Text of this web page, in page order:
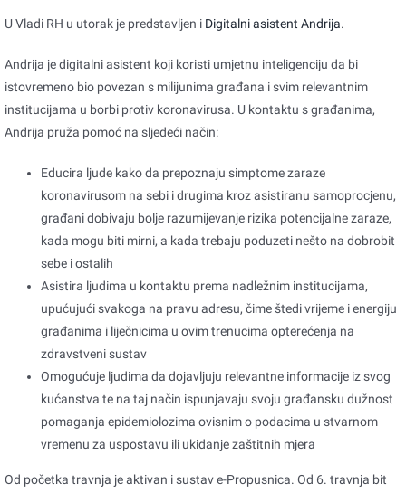
U Vladi RH u utorak je predstavljen i Digitalni asistent Andrija.
Andrija je digitalni asistent koji koristi umjetnu inteligenciju da bi
istovremeno bio povezan s milijunima građana i svim relevantnim
institucijama u borbi protiv koronavirusa. U kontaktu s građanima,
Andrija pruža pomoć na sljedeći način:
Educira ljude kako da prepoznaju simptome zaraze
koronavirusom na sebi i drugima kroz asistiranu samoprocjenu,
građani dobivaju bolje razumijevanje rizika potencijalne zaraze,
kada mogu biti mirni, a kada trebaju poduzeti nešto na dobrobit
sebe i ostalih
Asistira ljudima u kontaktu prema nadležnim institucijama,
upućujući svakoga na pravu adresu, čime štedi vrijeme i energiju
građanima i liječnicima u ovim trenucima opterećenja na
zdravstveni sustav
Omogućuje ljudima da dojavljuju relevantne informacije iz svog
kućanstva te na taj način ispunjavaju svoju građansku dužnost
pomaganja epidemiolozima ovisnim o podacima u stvarnom
vremenu za uspostavu ili ukidanje zaštitnih mjera
Od početka travnja je aktivan i sustav e-Propusnica. Od 6. travnja bit